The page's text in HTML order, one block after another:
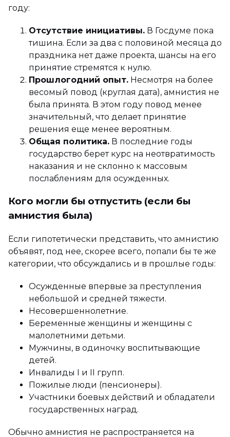
году:
Отсутствие инициативы. В Госдуме пока
тишина. Если за два с половиной месяца до
праздника нет даже проекта, шансы на его
принятие стремятся к нулю.
Прошлогодний опыт. Несмотря на более
весомый повод (круглая дата), амнистия не
была принята. В этом году повод менее
значительный, что делает принятие
решения еще менее вероятным.
Общая политика. В последние годы
государство берет курс на неотвратимость
наказания и не склонно к массовым
послаблениям для осужденных.
Кого могли бы отпустить (если бы
амнистия была)
Если гипотетически представить, что амнистию
объявят, под нее, скорее всего, попали бы те же
категории, что обсуждались и в прошлые годы:
Осужденные впервые за преступления
небольшой и средней тяжести.
Несовершеннолетние.
Беременные женщины и женщины с
малолетними детьми.
Мужчины, в одиночку воспитывающие
детей.
Инвалиды I и II групп.
Пожилые люди (пенсионеры).
Участники боевых действий и обладатели
государственных наград.
Обычно амнистия не распространяется на